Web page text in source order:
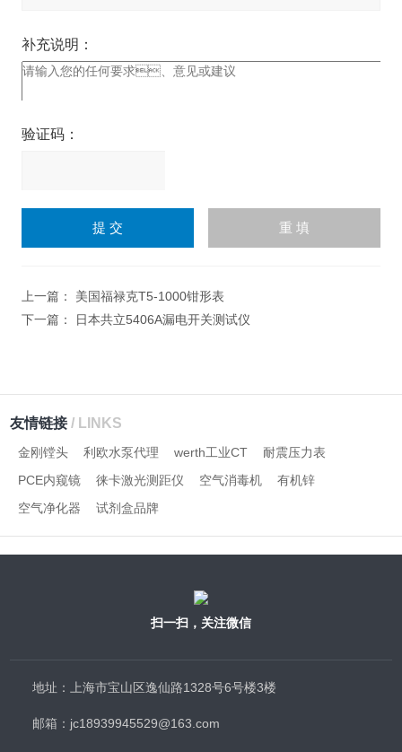
补充说明：
验证码：
上一篇： 美国福禄克T5-1000钳形表
下一篇：
日本共立5406A漏电开关测试仪
友情链接/ LINKS
金刚镗头 利欧水泵代理 werth工业CT
耐震压力表
PCE内窥镜
徕卡激光测距仪 空气消毒机
有机锌
空气净化器
试剂盒品牌
扫一扫，关注微信
地址：上海市宝山区逸仙路1328号6号楼3楼
邮箱：jc18939945529@163.com